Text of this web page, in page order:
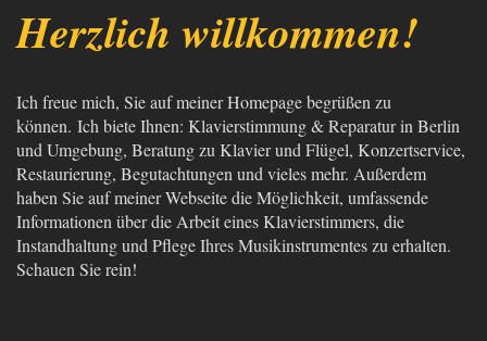
Herzlich willkommen!
Ich freue mich, Sie auf meiner Homepage begrüßen zu
können. Ich biete Ihnen: Klavierstimmung & Reparatur in Berlin
und Umgebung, Beratung zu Klavier und Flügel, Konzertservice,
Restaurierung, Begutachtungen und vieles mehr. Außerdem
haben Sie auf meiner Webseite die Möglichkeit, umfassende
Informationen über die Arbeit eines Klavierstimmers, die
Instandhaltung und Pflege Ihres Musikinstrumentes zu erhalten.
Schauen Sie rein!